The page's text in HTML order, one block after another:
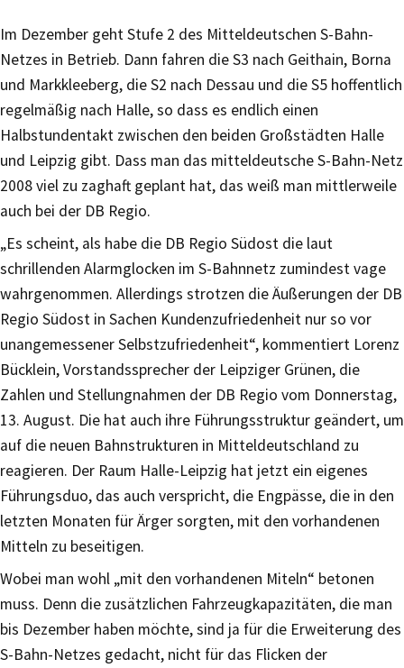
Im Dezember geht Stufe 2 des Mitteldeutschen S-Bahn-
Netzes in Betrieb. Dann fahren die S3 nach Geithain, Borna
und Markkleeberg, die S2 nach Dessau und die S5 hoffentlich
regelmäßig nach Halle, so dass es endlich einen
Halbstundentakt zwischen den beiden Großstädten Halle
und Leipzig gibt. Dass man das mitteldeutsche S-Bahn-Netz
2008 viel zu zaghaft geplant hat, das weiß man mittlerweile
auch bei der DB Regio.
„Es scheint, als habe die DB Regio Südost die laut
schrillenden Alarmglocken im S-Bahnnetz zumindest vage
wahrgenommen. Allerdings strotzen die Äußerungen der DB
Regio Südost in Sachen Kundenzufriedenheit nur so vor
unangemessener Selbstzufriedenheit“, kommentiert Lorenz
Bücklein, Vorstandssprecher der Leipziger Grünen, die
Zahlen und Stellungnahmen der DB Regio vom Donnerstag,
13. August. Die hat auch ihre Führungsstruktur geändert, um
auf die neuen Bahnstrukturen in Mitteldeutschland zu
reagieren. Der Raum Halle-Leipzig hat jetzt ein eigenes
Führungsduo, das auch verspricht, die Engpässe, die in den
letzten Monaten für Ärger sorgten, mit den vorhandenen
Mitteln zu beseitigen.
Wobei man wohl „mit den vorhandenen Miteln“ betonen
muss. Denn die zusätzlichen Fahrzeugkapazitäten, die man
bis Dezember haben möchte, sind ja für die Erweiterung des
S-Bahn-Netzes gedacht, nicht für das Flicken der